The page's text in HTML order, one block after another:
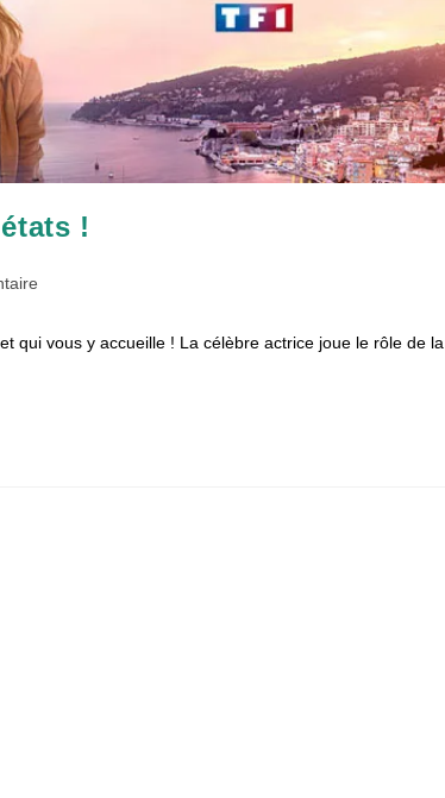
!
qui vous y accueille ! La célèbre actrice joue le rôle de la